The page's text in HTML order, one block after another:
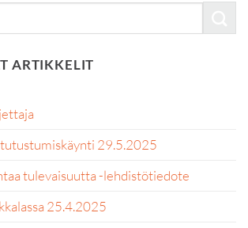
ARTIKKELIT
29.5.2025
tulevaisuutta -lehdistötiedote
25.4.2025